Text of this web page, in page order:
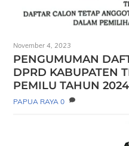
November 4, 2023
PENGUMUMAN
DPRD KABUPATEN
PEMILU TAHUN 2024
PAPUA RAYA 0